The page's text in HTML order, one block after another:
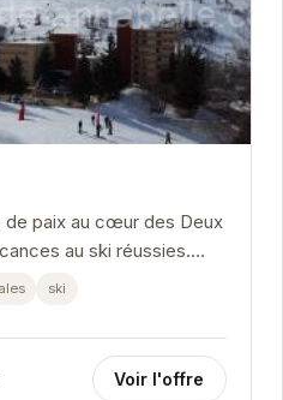
de paix au cœur des Deux
au ski réussies.
familiales et non-
ski
Voir l'offre